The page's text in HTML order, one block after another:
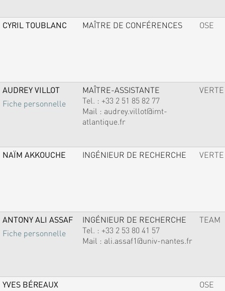
CYRIL TOUBLANC MAÎTRE DE CONFÉRENCES OSE
AUDREY VILLOT
Fiche personnelle
MAÎTRE-ASSISTANTE
Tel. : +33 2 51 85 82 77
Mail : audrey.villot@imt-
atlantique.fr
VERTE
NAÏM AKKOUCHE INGÉNIEUR DE RECHERCHE VERTE
ANTONY ALI ASSAF
Fiche personnelle
INGÉNIEUR DE RECHERCHE
Tel. : +33 2 53 80 41 57
Mail : ali.assaf1@univ-nantes.fr
TEAM
YVES BÉREAUX OSE